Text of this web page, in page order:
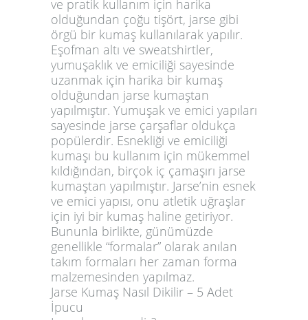
ve pratik kullanım için harika
olduğundan çoğu tişört, jarse gibi
örgü bir kumaş kullanılarak yapılır.
Eşofman altı ve sweatshirtler,
yumuşaklık ve emiciliği sayesinde
uzanmak için harika bir kumaş
olduğundan jarse kumaştan
yapılmıştır. Yumuşak ve emici yapıları
sayesinde jarse çarşaflar oldukça
popülerdir. Esnekliği ve emiciliği
kumaşı bu kullanım için mükemmel
kıldığından, birçok iç çamaşırı jarse
kumaştan yapılmıştır. Jarse’nin esnek
ve emici yapısı, onu atletik uğraşlar
için iyi bir kumaş haline getiriyor.
Bununla birlikte, günümüzde
genellikle “formalar” olarak anılan
takım formaları her zaman forma
malzemesinden yapılmaz.
Jarse Kumaş Nasıl Dikilir – 5 Adet
İpucu